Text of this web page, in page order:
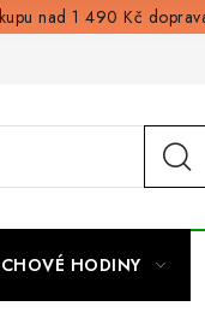
nad 1 490 Kč
HODINY